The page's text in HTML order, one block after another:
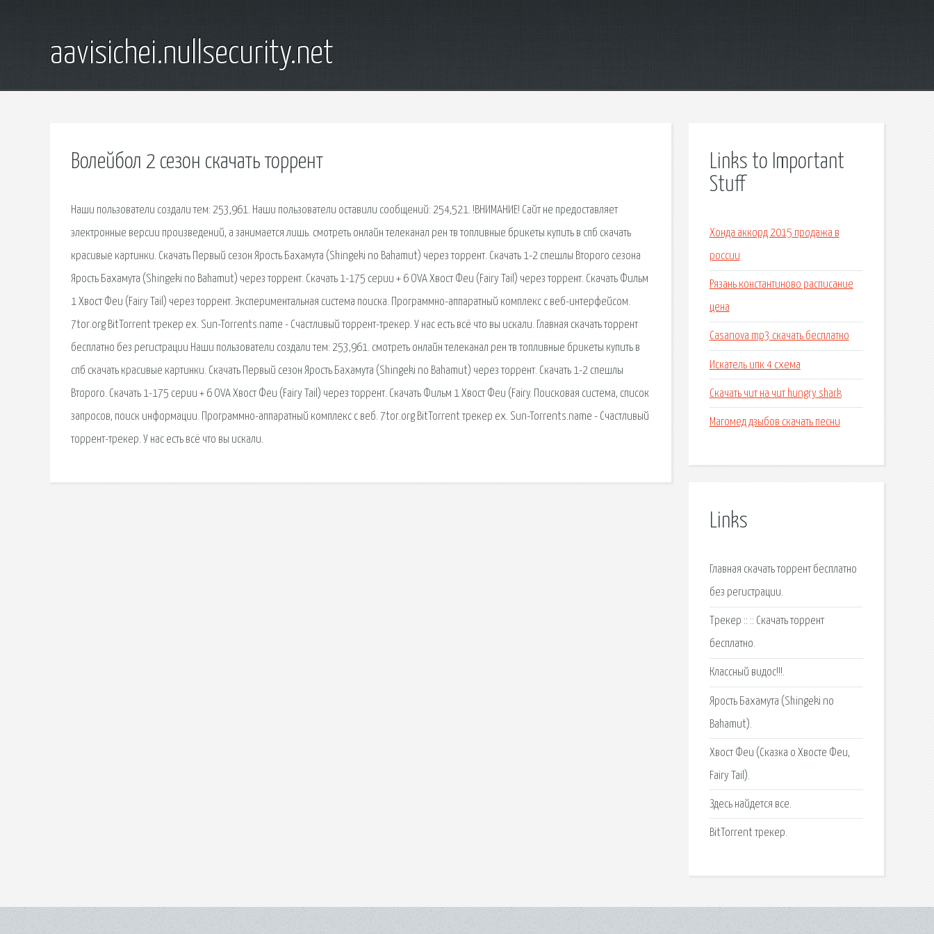
aavisichei.nullsecurity.net
Волейбол 2 сезон скачать торрент
Наши пользователи создали тем: 253,961. Наши пользователи оставили сообщений: 254,521. !ВНИМАНИЕ! Сайт не предоставляет
электронные версии произведений, а занимается лишь. смотреть онлайн телеканал рен тв топливные брикеты купить в спб скачать
красивые картинки. Скачать Первый сезон Ярость Бахамута (Shingeki no Bahamut) через торрент. Скачать 1-2 спешлы Второго сезона
Ярость Бахамута (Shingeki no Bahamut) через торрент. Скачать 1-175 серии + 6 OVA Хвост Феи (Fairy Tail) через торрент. Скачать Фильм
1 Хвост Феи (Fairy Tail) через торрент. Экспериментальная система поиска. Программно-аппаратный комплекс с веб-интерфейсом.
7tor.org BitTorrent трекер ex. Sun-Torrents.name - Счастливый торрент-трекер. У нас есть всё что вы искали. Главная скачать торрент
бесплатно без регистрации Наши пользователи создали тем: 253,961. смотреть онлайн телеканал рен тв топливные брикеты купить в
спб скачать красивые картинки. Скачать Первый сезон Ярость Бахамута (Shingeki no Bahamut) через торрент. Скачать 1-2 спешлы
Второго. Скачать 1-175 серии + 6 OVA Хвост Феи (Fairy Tail) через торрент. Скачать Фильм 1 Хвост Феи (Fairy. Поисковая сиcтема, список
запросов, поиск информации. Программно-аппаратный комплекс с веб. 7tor.org BitTorrent трекер ex. Sun-Torrents.name - Счастливый
торрент-трекер. У нас есть всё что вы искали.
Links to Important
Stuff
Хонда аккорд 2015 продажа в
россии
Рязань константиново расписание
цена
Casanova mp3 скачать бесплатно
Искатель ипк 4 схема
Скачать чит на чит hungry shark
Магомед дзыбов скачать песни
Links
Главная скачать торрент бесплатно
без регистрации.
Трекер :: :: Скачать торрент
бесплатно.
Классный видос!!!.
Ярость Бахамута (Shingeki no
Bahamut).
Хвост Феи (Сказка о Хвосте Феи,
Fairy Tail).
Здесь найдется все.
BitTorrent трекер.